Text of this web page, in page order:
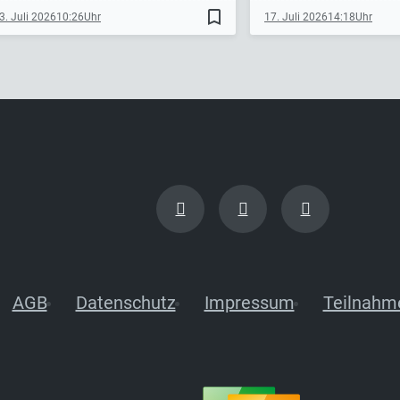
Juli 202610:26 bookmark_border 17. Juli 202614:18
AGB Datenschutz Impressum